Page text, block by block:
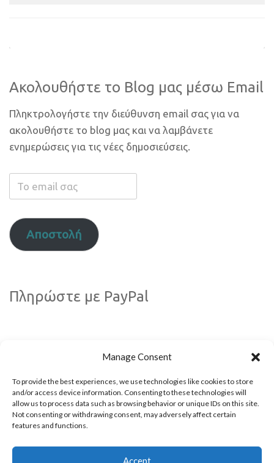
Manage Consent
To provide the best experiences, we use technologies like cookies to store
and/or access device information. Consenting to these technologies will
allow us to process data such as browsing behavior or unique IDs on this site.
Not consenting or withdrawing consent, may adversely affect certain
features and functions.
Accept
Ακολουθήστε το Blog μας μέσω Email
Πληκτρολογήστε την διεύθυνση email σας για να
ακολουθήστε το blog μας και να λαμβάνετε
ενημερώσεις για τις νέες δημοσιεύσεις.
Το
email
Αποστολή
Πληρώστε με PayPal
Ακολουθήστε μας!